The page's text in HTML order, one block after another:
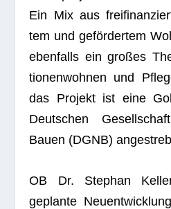
Ein Mix aus
tem und geför­der­tem
eben­falls ein gro­ßes
tio­nen­woh­nen und
das Pro­jekt ist eine
Deut­schen
Bauen (DGNB)
OB Dr. Ste­phan
geplante